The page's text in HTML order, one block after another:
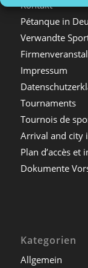
Kontakt
Pétanque in
Verwandte
Impressum
Tournaments
Tournois de
Arrival and city
Plan d’accès
Dokumente
Kategorien
Allgemein